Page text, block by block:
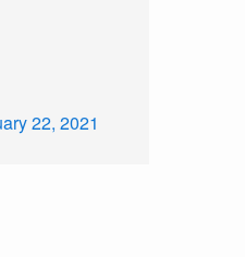
22, 2021